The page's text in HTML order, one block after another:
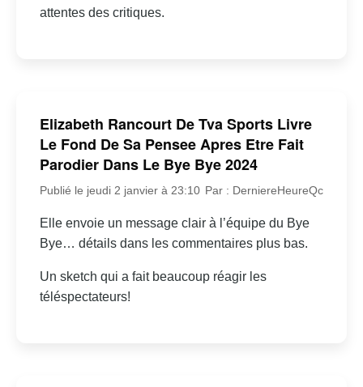
attentes des critiques.
Elizabeth Rancourt De Tva Sports Livre
Le Fond De Sa Pensee Apres Etre Fait
Parodier Dans Le Bye Bye 2024
Publié le jeudi 2 janvier à 23:10 Par : DerniereHeureQc
Elle envoie un message clair à l’équipe du Bye
Bye… détails dans les commentaires plus bas.
Un sketch qui a fait beaucoup réagir les
téléspectateurs!